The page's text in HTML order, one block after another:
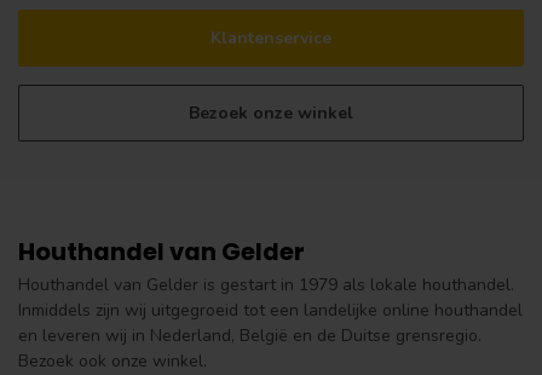
Klantenservice
Bezoek onze winkel
Houthandel van Gelder
Houthandel van Gelder is gestart in 1979 als lokale houthandel.
Inmiddels zijn wij uitgegroeid tot een landelijke online houthandel
en leveren wij in Nederland, België en de Duitse grensregio.
Bezoek ook onze winkel.